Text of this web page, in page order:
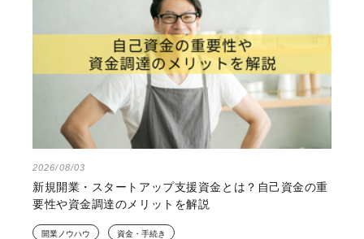
2026/08/03
新規開業・スタートアップ支援資金とは？自己資金の重
要性や資金調達のメリットを解説
開業ノウハウ 資金・手続き